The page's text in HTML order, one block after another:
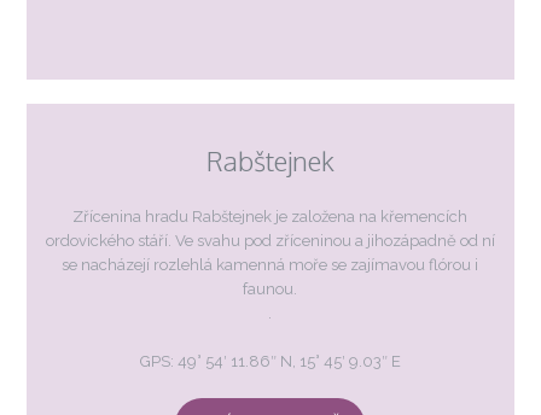
Rabštejnek
Zřícenina hradu Rabštejnek je založena na křemencích
ordovického stáří. Ve svahu pod zříceninou a jihozápadně od ní
se nacházejí rozlehlá kamenná moře se zajímavou flórou i
faunou.
.
GPS: 49° 54′ 11.86″ N, 15° 45′ 9.03″ E